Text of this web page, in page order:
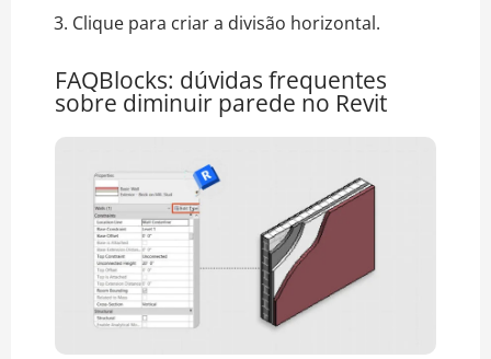
Clique para criar a divisão horizontal.
FAQBlocks: dúvidas frequentes
sobre diminuir parede no Revit